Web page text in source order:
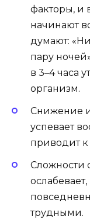
факторы, и
начинают
думают:
пару
в 3–4 часа
организм.
Снижение
успевает
приводит к
Сложности
трудными.